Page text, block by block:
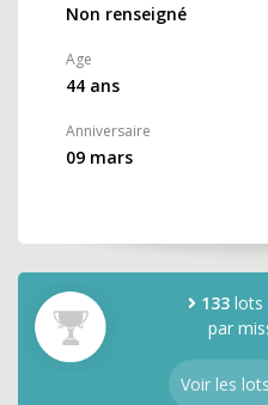
Non renseigné
Age
44 ans
Anniversaire
09 mars
133lots
par
Voir les